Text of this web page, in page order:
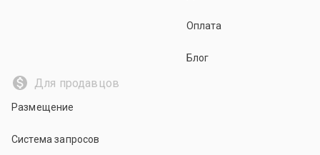
Оплата
Блог
Для продавцов
Размещение
Система запросов